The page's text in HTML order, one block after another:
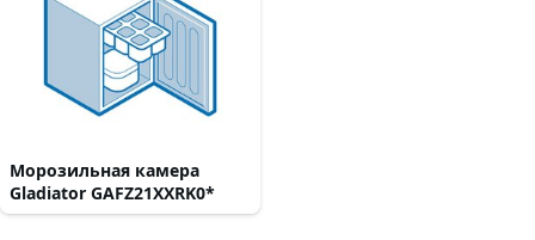
Морозильная камера
Gladiator GAFZ21XXRK0*